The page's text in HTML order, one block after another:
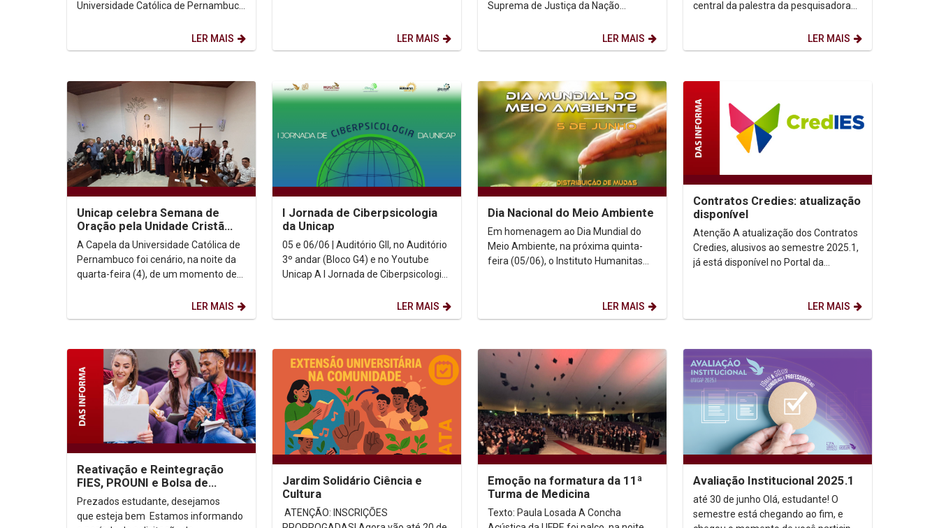
Universidade Católica de Pernambuco
LER MAIS
LER MAIS
Suprema de Justiça da Nação
Interamericana de Direitos...LER MAIS
central da palestra da pesquisadora
LER MAIS
Unicap celebra Semana de
Oração pela Unidade Cristã
2025 com encontro ecumênico
e roda de diálogo...
A Capela da Universidade Católica de
Pernambuco foi cenário, na noite da
quarta-feira (4), de um momento de
LER MAIS
I Jornada de Ciberpsicologia
da Unicap
05 e 06/06 | Auditório GII, no Auditório
3º andar (Bloco G4) e no Youtube
Unicap A I Jornada de Ciberpsicologia
LER MAIS
Dia Nacional do Meio Ambiente
Em homenagem ao Dia Mundial do
Meio Ambiente, na próxima quinta-
feira (05/06), o Instituto Humanitas
LER MAIS
Contratos Credies: atualização
disponível
Atenção A atualização dos Contratos
Credies, alusivos ao semestre 2025.1,
já está disponível no Portal da
LER MAIS
Reativação e Reintegração
FIES, PROUNI e Bolsa de
Assistência Social 2025.2
Prezados estudante, desejamos
que esteja bem Estamos informando
Jardim Solidário Ciência e
Cultura
ATENÇÃO: INSCRIÇÕES
Emoção na formatura da 11ª
Turma de Medicina
Texto: Paula Losada A Concha
Avaliação Institucional 2025.1
até 30 de junho Olá, estudante! O
semestre está chegando ao fim, e